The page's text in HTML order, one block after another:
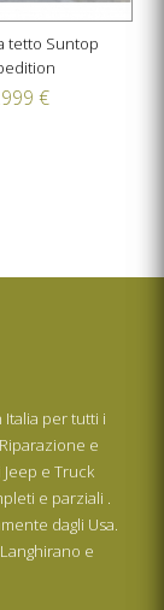
tetto Suntop
€
Italia per tutti i
e
e Truck
e parziali .
dagli Usa.
e